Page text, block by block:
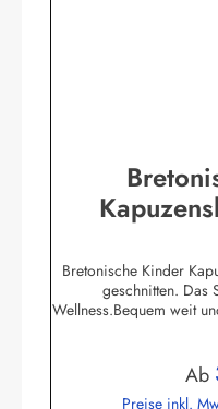
Bretonische Kinder
geschnitten. Das
Wellness.Bequem weit
Ärmelbündchen,
Baumwolle, herrlichAb
Preise inkl.